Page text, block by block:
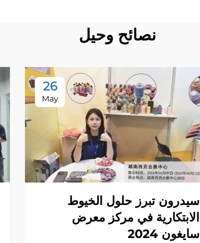
نصائح وحيل
26
May
سيدرون تبرز حلول الخيوط
الابتكارية في مركز معرض
سايغون 2024